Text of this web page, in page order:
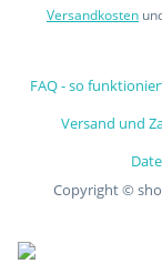
Versandkosten
FAQ - so
Versand und
Copyright ©